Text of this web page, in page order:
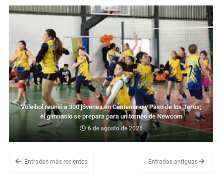
Voleibol reunió a 300 jóvenes en Centenario y Paso de los Toros;
el gimnasio se prepara para un torneo de Newcom
6 de agosto de 2026
Entradas más recientes Entradas antiguas